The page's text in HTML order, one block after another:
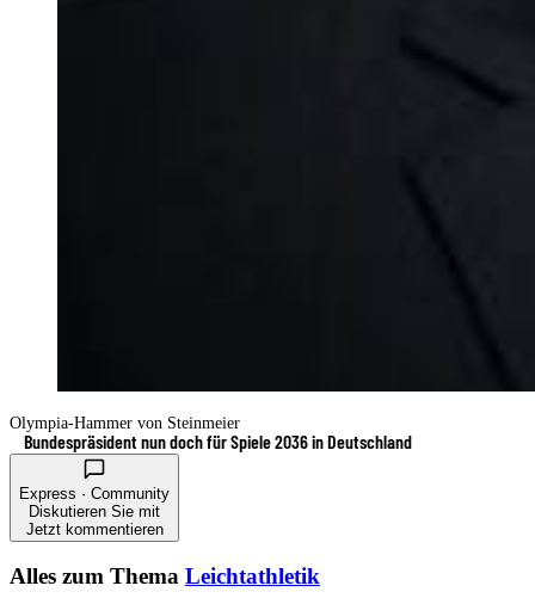
Olympia-Hammer von Steinmeier
Bundespräsident nun doch für Spiele 2036 in Deutschland
Express · Community
Diskutieren Sie mit
Jetzt kommentieren
Alles zum Thema Leichtathletik